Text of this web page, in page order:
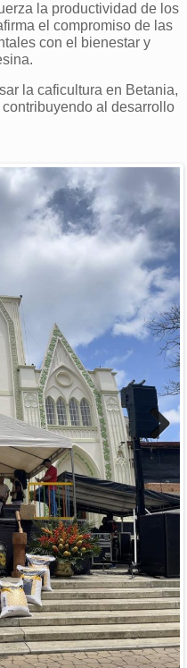
la productividad de los
el compromiso de las
con el bienestar y
la caficultura en Betania,
al desarrollo
Next